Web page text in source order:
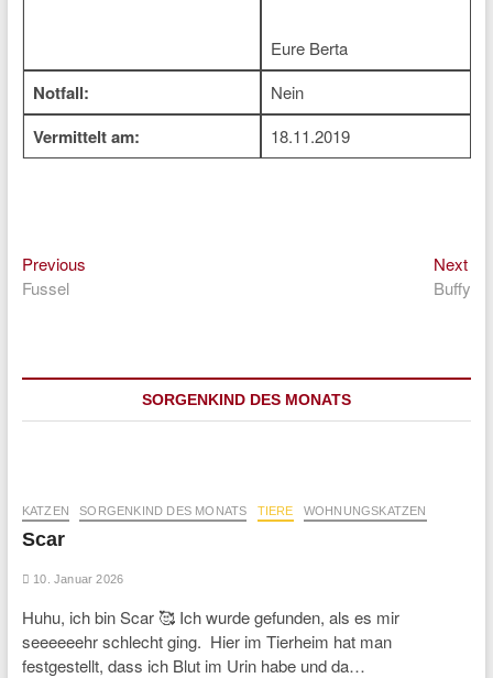
Eure Berta
Notfall: Nein
Vermittelt am: 18.11.2019
Beitragsnavigation
PreviousPrevious
Fussel
Next
Buffy
SORGENKIND DES MONATS
KATZEN SORGENKIND DES MONATS TIERE WOHNUNGSKATZEN
Scar
10. Januar 2026
Huhu, ich bin Scar 🥰 Ich wurde gefunden, als es mir
seeeeeehr schlecht ging. Hier im Tierheim hat man
festgestellt, dass ich Blut im Urin habe und da…